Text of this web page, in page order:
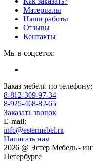
Материалы
Наши работы
Отзывы
Контакты
Мы в соцсетях:
Заказ мебели по телефону:
8-812-309-97-34
8-925-468-82-65
Заказать звонок
E-mail:
info@estermebel.ru
Написать нам
2026 @ Эстер Мебель -
Петербурге